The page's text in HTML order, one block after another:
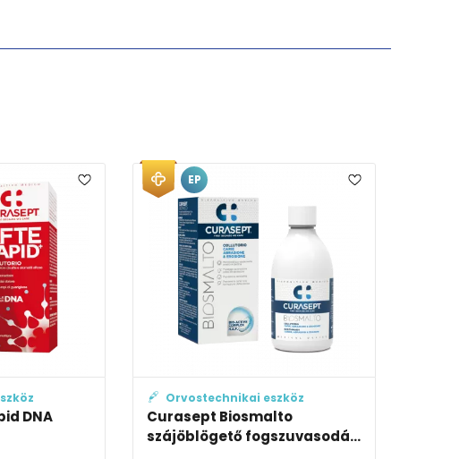
Orvostechnikai eszköz
Curasept Biosmalto
szájöblögető fogszuvasodá...